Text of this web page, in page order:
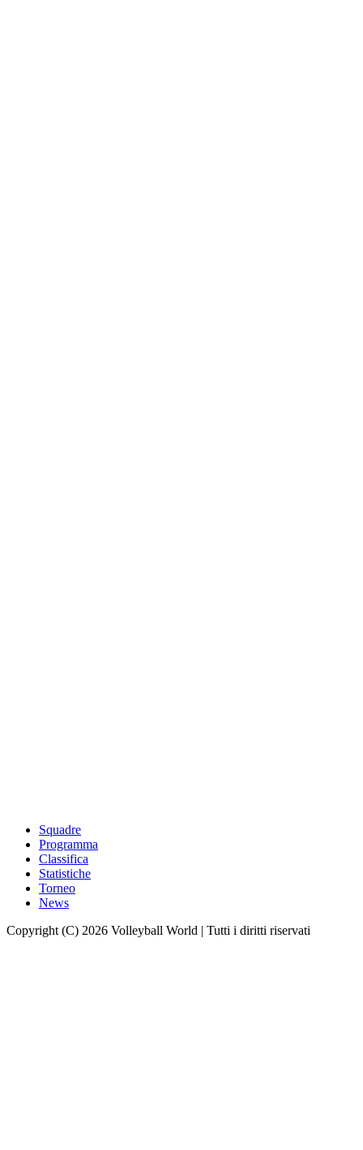
Squadre
Programma
Classifica
Statistiche
Torneo
News
Copyright (C) 2026 Volleyball World | Tutti i diritti riservati